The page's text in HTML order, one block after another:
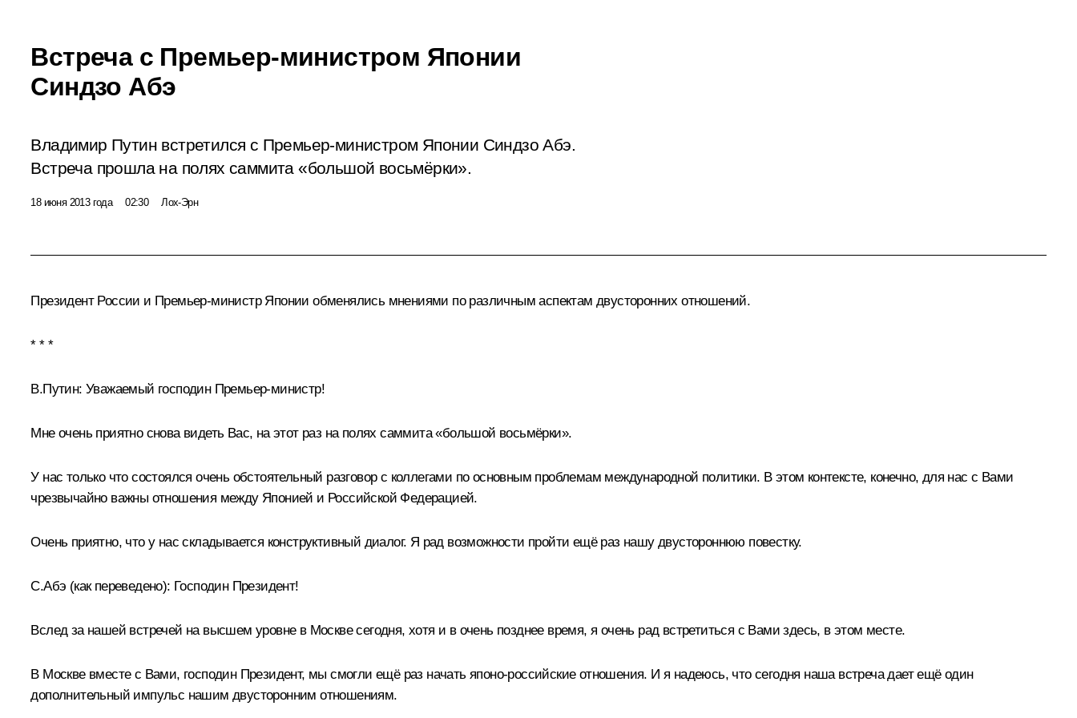
Встреча с Премьер-министром Японии
Синдзо Абэ
Владимир Путин встретился с Премьер-министром Японии Синдзо Абэ.
Встреча прошла на полях саммита «большой восьмёрки».
18 июня 2013 года 02:30 Лох-Эрн
Президент России и Премьер-министр Японии обменялись мнениями по различным аспектам двусторонних отношений.
* * *
В.Путин: Уважаемый господин Премьер-министр!
Мне очень приятно снова видеть Вас, на этот раз на полях саммита «большой восьмёрки».
У нас только что состоялся очень обстоятельный разговор с коллегами по основным проблемам международной политики. В этом контексте, конечно, для нас с Вами
чрезвычайно важны отношения между Японией и Российской Федерацией.
Очень приятно, что у нас складывается конструктивный диалог. Я рад возможности пройти ещё раз нашу двустороннюю повестку.
С.Абэ (как переведено): Господин Президент!
Вслед за нашей встречей на высшем уровне в Москве сегодня, хотя и в очень позднее время, я очень рад встретиться с Вами здесь, в этом месте.
В Москве вместе с Вами, господин Президент, мы смогли ещё раз начать японо-российские отношения. И я надеюсь, что сегодня наша встреча дает ещё один
дополнительный импульс нашим двусторонним отношениям.